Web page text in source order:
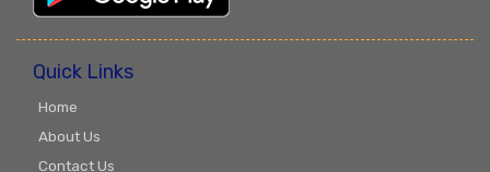
Quick Links
Home
About Us
Contact Us